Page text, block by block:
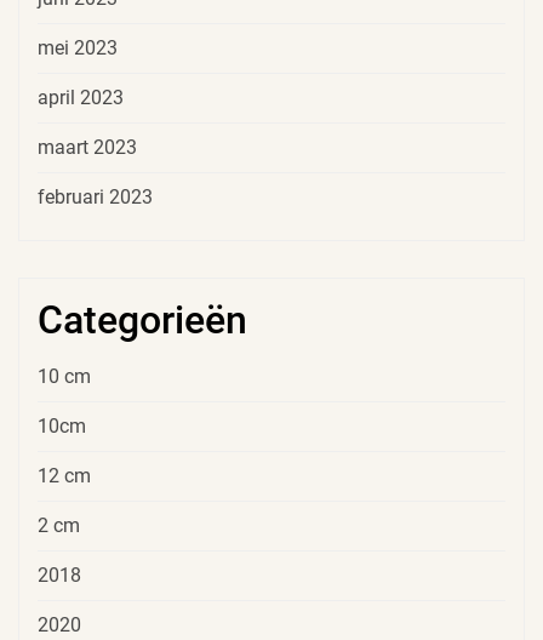
mei 2023
april 2023
maart 2023
februari 2023
Categorieën
10 cm
10cm
12 cm
2 cm
2018
2020